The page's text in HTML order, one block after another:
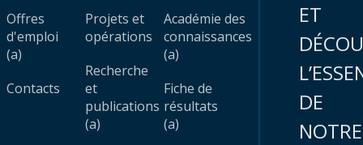
Offres
d'emploi
(a)
Contacts
Projets et
opérations
Recherche
et
publications
(a)
Académie des
connaissances
(a)
Fiche de
résultats
(a)
ET
DE
NOTRE